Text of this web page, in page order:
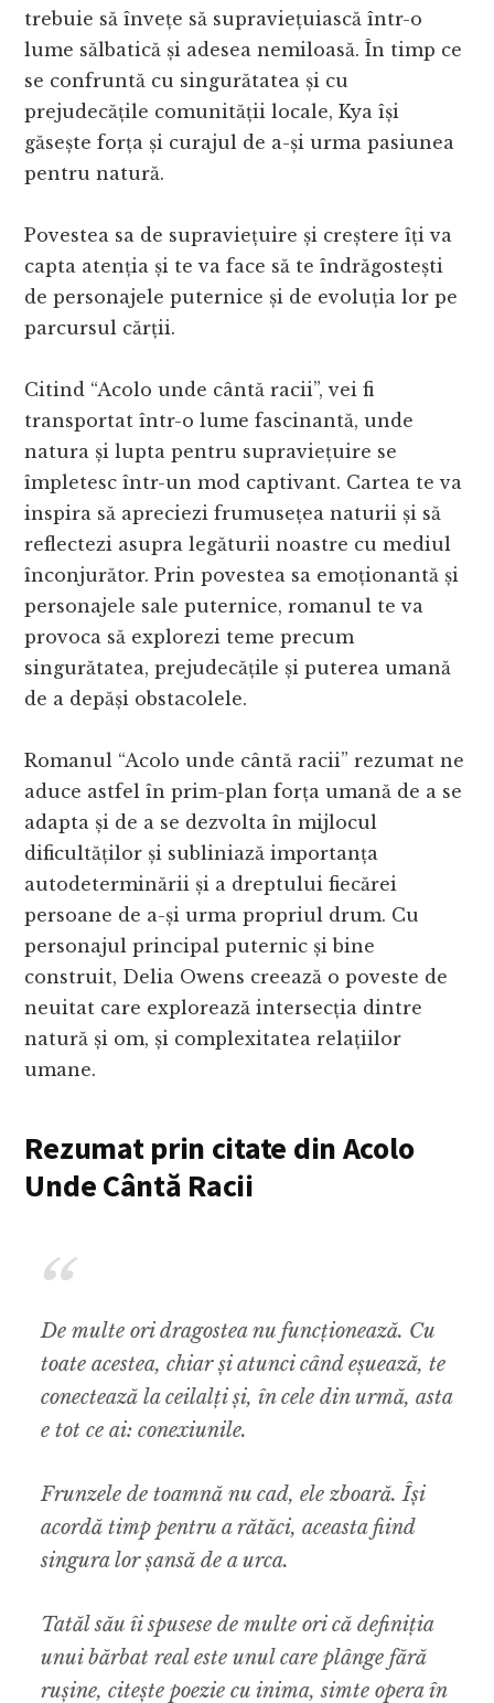
trebuie să învețe să supraviețuiască într-o
lume sălbatică și adesea nemiloasă. În timp ce
se confruntă cu singurătatea și cu
prejudecățile comunității locale, Kya își
găsește forța și curajul de a-și urma pasiunea
pentru natură.
Povestea sa de supraviețuire și creștere îți va
capta atenția și te va face să te îndrăgostești
de personajele puternice și de evoluția lor pe
parcursul cărții.
Citind “Acolo unde cântă racii”, vei fi
transportat într-o lume fascinantă, unde
natura și lupta pentru supraviețuire se
împletesc într-un mod captivant. Cartea te va
inspira să apreciezi frumusețea naturii și să
reflectezi asupra legăturii noastre cu mediul
înconjurător. Prin povestea sa emoționantă și
personajele sale puternice, romanul te va
provoca să explorezi teme precum
singurătatea, prejudecățile și puterea umană
de a depăși obstacolele.
Romanul “Acolo unde cântă racii” rezumat ne
aduce astfel în prim-plan forța umană de a se
adapta și de a se dezvolta în mijlocul
dificultăților și subliniază importanța
autodeterminării și a dreptului fiecărei
persoane de a-și urma propriul drum. Cu
personajul principal puternic și bine
construit, Delia Owens creează o poveste de
neuitat care explorează intersecția dintre
natură și om, și complexitatea relațiilor
umane.
Rezumat prin citate din Acolo
Unde Cântă Racii
De multe ori dragostea nu funcționează. Cu
toate acestea, chiar și atunci când eșuează, te
conectează la ceilalți și, în cele din urmă, asta
e tot ce ai: conexiunile.
Frunzele de toamnă nu cad, ele zboară. Își
acordă timp pentru a rătăci, aceasta fiind
singura lor șansă de a urca.
Tatăl său îi spusese de multe ori că definiția
unui bărbat real este unul care plânge fără
rușine, citește poezie cu inima, simte opera în